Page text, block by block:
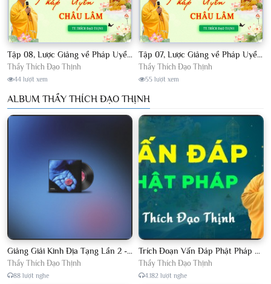
Tập 08, Lược Giảng về Pháp Uyển Châu Lâm, Chủ giảng TT. Thích Đạo Thịnh.
Thầy Thích Đạo Thịnh
44 lượt xem
Tập 07, Lược Giảng về Pháp Uyển Châu Lâm, Chủ giảng TT Thích Đạo Thịnh
Thầy Thích Đạo Thịnh
55 lượt xem
ALBUM THẦY THÍCH ĐẠO THỊNH
Giảng Giải Kinh Địa Tạng Lần 2 - Thầy Thích Đạo Thịnh - Diệu Pháp Khai Tâm
Thầy Thích Đạo Thịnh
88 lượt nghe
Trích Đoạn Vấn Đáp Phật Pháp 2022
Thầy Thích Đạo Thịnh
4.182 lượt nghe